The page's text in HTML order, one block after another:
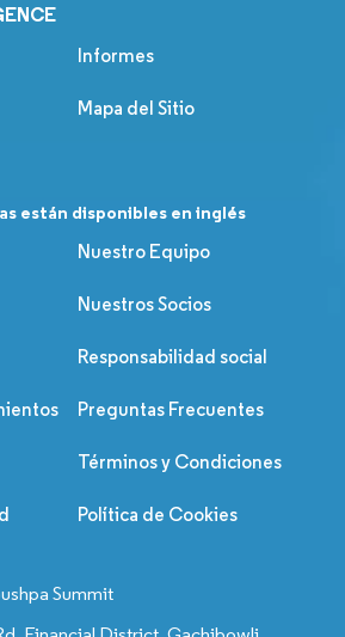
Informes
Mapa del Sitio
están disponibles en inglés
Nuestro Equipo
Nuestros Socios
Responsabilidad social
Preguntas Frecuentes
Términos y Condiciones
Política de Cookies
Summit